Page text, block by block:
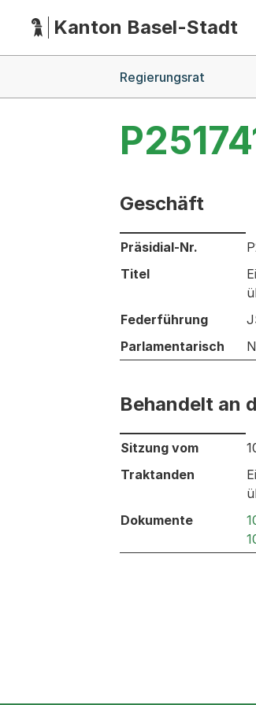
HauptnavigationKanton Basel-Stadt
Regierungsrat
Geschäft
Informationen zum
Präsidial-Nr.
Titel
Federführung
Parlamentarisch
Behandelt an
Behandelt an den
Sitzung vom
Traktanden
Dokumente